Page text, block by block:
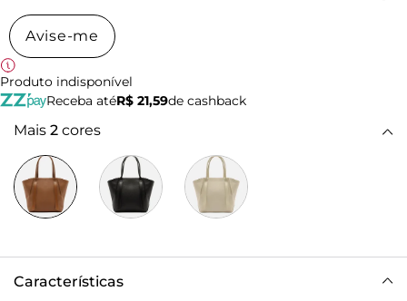
Avise-me
Produto indisponível
Receba atéR$ 21,59de cashback
Mais 2 cores
Características